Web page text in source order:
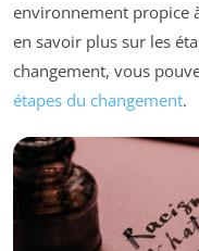
environnement propice
en savoir plus sur les
changement, vous
étapes du changement.